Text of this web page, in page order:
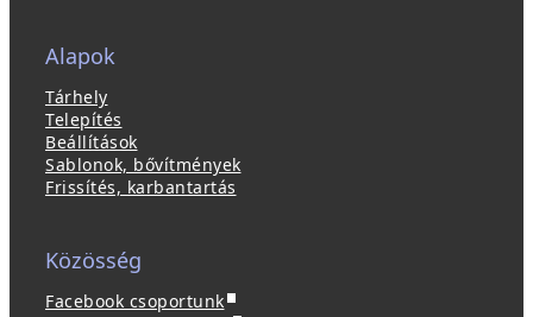
Alapok
Tárhely
Telepítés
Beállítások
Sablonok, bővítmények
Frissítés, karbantartás
Közösség
Facebook csoportunk(